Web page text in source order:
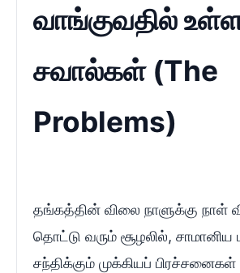
வாங்குவதில்
சவால்கள் (The
Problems)
தங்கத்தின் விலை நாளுக்கு
தொட்டு வரும் சூழலில்,
சந்திக்கும் முக்கியப்